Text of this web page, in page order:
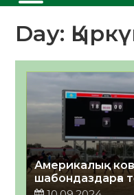
Day:
Америкалық
шабондаздарға